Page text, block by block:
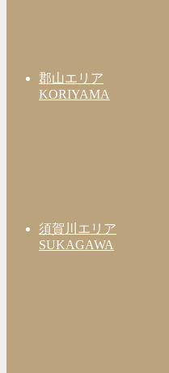
郡山エリア
KORIYAMA
須賀川エリア
SUKAGAWA